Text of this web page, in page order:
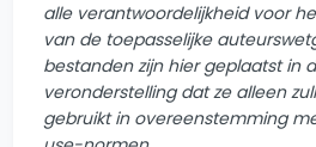
alle verantwoordelijkheid voor
van de toepasselijke
bestanden zijn hier geplaatst in
veronderstelling dat ze alleen
gebruikt in overeenstemming